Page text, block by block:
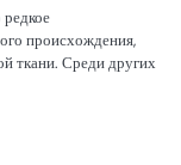
происхождения,
ткани. Среди других